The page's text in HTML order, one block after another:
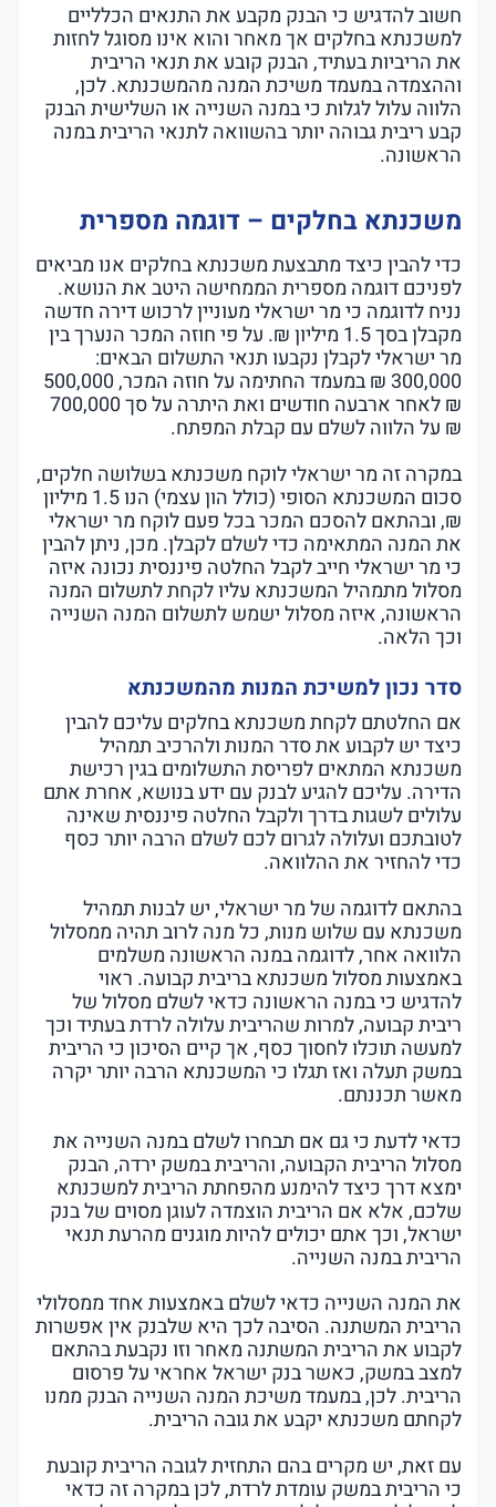
חשוב להדגיש כי הבנק מקבע את התנאים הכלליים
למשכנתא בחלקים אך מאחר והוא אינו מסוגל לחזות
את הריביות בעתיד, הבנק קובע את תנאי הריבית
וההצמדה במעמד משיכת המנה מהמשכנתא. לכן,
הלווה עלול לגלות כי במנה השנייה או השלישית הבנק
קבע ריבית גבוהה יותר בהשוואה לתנאי הריבית במנה
הראשונה.
משכנתא בחלקים – דוגמה מספרית
כדי להבין כיצד מתבצעת משכנתא בחלקים אנו מביאים
לפניכם דוגמה מספרית הממחישה היטב את הנושא.
נניח לדוגמה כי מר ישראלי מעוניין לרכוש דירה חדשה
מקבלן בסך 1.5 מיליון ₪. על פי חוזה המכר הנערך בין
מר ישראלי לקבלן נקבעו תנאי התשלום הבאים:
300,000 ₪ במעמד החתימה על חוזה המכר, 500,000
₪ לאחר ארבעה חודשים ואת היתרה על סך 700,000
₪ על הלווה לשלם עם קבלת המפתח.
במקרה זה מר ישראלי לוקח משכנתא בשלושה חלקים,
סכום המשכנתא הסופי (כולל הון עצמי) הנו 1.5 מיליון
₪, ובהתאם להסכם המכר בכל פעם לוקח מר ישראלי
את המנה המתאימה כדי לשלם לקבלן. מכן, ניתן להבין
כי מר ישראלי חייב לקבל החלטה פיננסית נכונה איזה
מסלול מתמהיל המשכנתא עליו לקחת לתשלום המנה
הראשונה, איזה מסלול ישמש לתשלום המנה השנייה
וכך הלאה.
סדר נכון למשיכת המנות מהמשכנתא
אם החלטתם לקחת משכנתא בחלקים עליכם להבין
כיצד יש לקבוע את סדר המנות ולהרכיב תמהיל
משכנתא המתאים לפריסת התשלומים בגין רכישת
הדירה. עליכם להגיע לבנק עם ידע בנושא, אחרת אתם
עלולים לשגות בדרך ולקבל החלטה פיננסית שאינה
לטובתכם ועלולה לגרום לכם לשלם הרבה יותר כסף
כדי להחזיר את ההלוואה.
בהתאם לדוגמה של מר ישראלי, יש לבנות תמהיל
משכנתא עם שלוש מנות, כל מנה לרוב תהיה ממסלול
הלוואה אחר, לדוגמה במנה הראשונה משלמים
באמצעות מסלול משכנתא בריבית קבועה. ראוי
להדגיש כי במנה הראשונה כדאי לשלם מסלול של
ריבית קבועה, למרות שהריבית עלולה לרדת בעתיד וכך
למעשה תוכלו לחסוך כסף, אך קיים הסיכון כי הריבית
במשק תעלה ואז תגלו כי המשכנתא הרבה יותר יקרה
מאשר תכננתם.
כדאי לדעת כי גם אם תבחרו לשלם במנה השנייה את
מסלול הריבית הקבועה, והריבית במשק ירדה, הבנק
ימצא דרך כיצד להימנע מהפחתת הריבית למשכנתא
שלכם, אלא אם הריבית הוצמדה לעוגן מסוים של בנק
ישראל, וכך אתם יכולים להיות מוגנים מהרעת תנאי
הריבית במנה השנייה.
את המנה השנייה כדאי לשלם באמצעות אחד ממסלולי
הריבית המשתנה. הסיבה לכך היא שלבנק אין אפשרות
לקבוע את הריבית המשתנה מאחר וזו נקבעת בהתאם
למצב במשק, כאשר בנק ישראל אחראי על פרסום
הריבית. לכן, במעמד משיכת המנה השנייה הבנק ממנו
לקחתם משכנתא יקבע את גובה הריבית.
עם זאת, יש מקרים בהם התחזית לגובה הריבית קובעת
כי הריבית במשק עומדת לרדת, לכן במקרה זה כדאי